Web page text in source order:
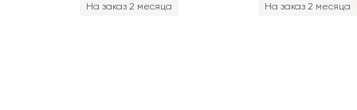
На заказ 2 месяца На заказ 2 месяца